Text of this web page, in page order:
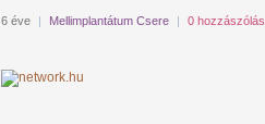
6 éve | Mellimplantátum Csere | 0 hozzászólás